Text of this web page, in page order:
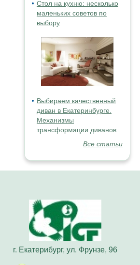
Стол на кухню: несколько
маленьких советов по
выбору
Выбираем качественный
диван в Екатеринбурге.
Механизмы
трансформации диванов.
Все статьи
г. Екатерибург, ул. Фрунзе, 96